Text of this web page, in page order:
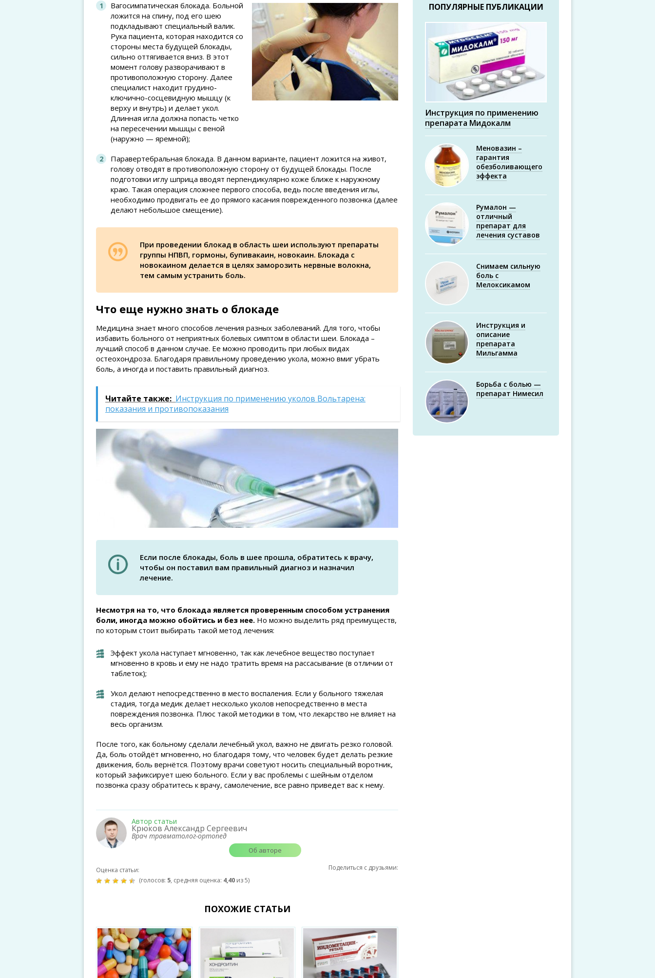
Вагосимпатическая блокада. Больной
ложится на спину, под его шею
подкладывают специальный валик.
Рука пациента, которая находится со
стороны места будущей блокады,
сильно оттягивается вниз. В этот
момент голову разворачивают в
противоположную сторону. Далее
специалист находит грудино-
ключично-сосцевидную мышцу (к
верху и внутрь) и делает укол.
Длинная игла должна попасть четко
на пересечении мышцы с веной
(наружно — яремной);
Паравертебральная блокада. В данном варианте, пациент ложится на живот,
голову отводят в противоположную сторону от будущей блокады. После
подготовки иглу шприца вводят перпендикулярно коже ближе к наружному
краю. Такая операция сложнее первого способа, ведь после введения иглы,
необходимо продвигать ее до прямого касания поврежденного позвонка (далее
делают небольшое смещение).
При проведении блокад в область шеи используют препараты
группы НПВП, гормоны, бупивакаин, новокаин. Блокада с
новокаином делается в целях заморозить нервные волокна,
тем самым устранить боль.
Что еще нужно знать о блокаде
Медицина знает много способов лечения разных заболеваний. Для того, чтобы
избавить больного от неприятных болевых симптом в области шеи. Блокада –
лучший способ в данном случае. Ее можно проводить при любых видах
остеохондроза. Благодаря правильному проведению укола, можно вмиг убрать
боль, а иногда и поставить правильный диагноз.
Читайте также: Инструкция по применению уколов Вольтарена:
показания и противопоказания
Если после блокады, боль в шее прошла, обратитесь к врачу,
чтобы он поставил вам правильный диагноз и назначил
лечение.
Несмотря на то, что блокада является проверенным способом устранения
боли, иногда можно обойтись и без нее. Но можно выделить ряд преимуществ,
по которым стоит выбирать такой метод лечения:
Эффект укола наступает мгновенно, так как лечебное вещество поступает
мгновенно в кровь и ему не надо тратить время на рассасывание (в отличии от
таблеток);
Укол делают непосредственно в место воспаления. Если у больного тяжелая
стадия, тогда медик делает несколько уколов непосредственно в места
повреждения позвонка. Плюс такой методики в том, что лекарство не влияет на
весь организм.
После того, как больному сделали лечебный укол, важно не двигать резко головой.
Да, боль отойдёт мгновенно, но благодаря тому, что человек будет делать резкие
движения, боль вернётся. Поэтому врачи советуют носить специальный воротник,
который зафиксирует шею больного. Если у вас проблемы с шейным отделом
позвонка сразу обратитесь к врачу, самолечение, все равно приведет вас к нему.
Автор статьи
Крюков Александр Сергеевич
Врач травматолог-ортопед
Об авторе
Оценка статьи:
(голосов: 5, средняя оценка: 4,40 из 5)
Поделиться с друзьями:
ПОХОЖИЕ СТАТЬИ
ПОПУЛЯРНЫЕ ПУБЛИКАЦИИ
Инструкция по применению
препарата Мидокалм
Меновазин –
гарантия
обезболивающего
эффекта
Румалон —
отличный
препарат для
лечения суставов
Снимаем сильную
боль с
Мелоксикамом
Инструкция и
описание
препарата
Мильгамма
Борьба с болью —
препарат Нимесил